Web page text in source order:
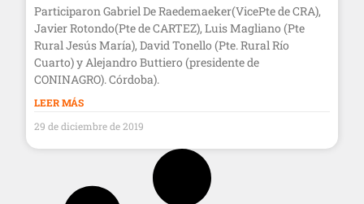
Participaron Gabriel De Raedemaeker(VicePte de CRA),
Javier Rotondo(Pte de CARTEZ), Luis Magliano (Pte
Rural Jesús María), David Tonello (Pte. Rural Río
Cuarto) y Alejandro Buttiero (presidente de
CONINAGRO). Córdoba).
LEER MÁS
29 de diciembre de 2019